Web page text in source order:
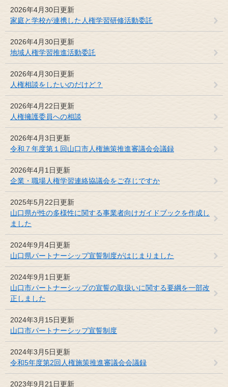
2026年4月30日更新
家庭と学校が連携した人権学習研修活動委託
2026年4月30日更新
地域人権学習推進活動委託
2026年4月30日更新
人権相談をしたいのだけど？
2026年4月22日更新
人権擁護委員への相談
2026年4月3日更新
令和７年度第１回山口市人権施策推進審議会会議録
2026年4月1日更新
企業・職場人権学習連絡協議会をご存じですか
2025年5月22日更新
山口県が性の多様性に関する事業者向けガイドブックを作成し
ました
2024年9月4日更新
山口県パートナーシップ宣誓制度がはじまりました
2024年9月1日更新
山口市パートナーシップの宣誓の取扱いに関する要綱を一部改
正しました
2024年3月15日更新
山口市パートナーシップ宣誓制度
2024年3月5日更新
令和5年度第2回人権施策推進審議会会議録
2023年9月21日更新